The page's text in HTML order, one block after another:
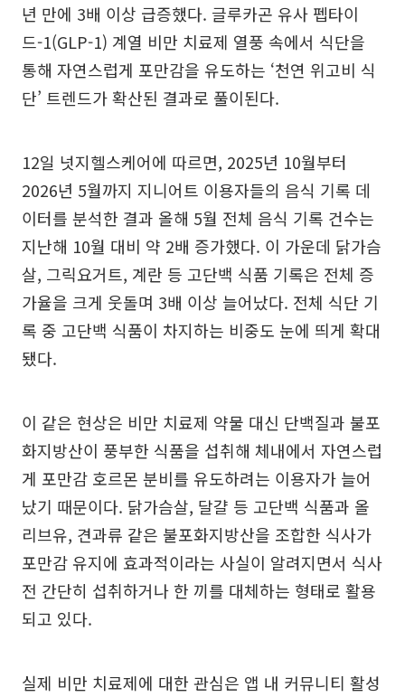
년 만에 3배 이상 급증했다. 글루카곤 유사 펩타이
드-1(GLP-1) 계열 비만 치료제 열풍 속에서 식단을
통해 자연스럽게 포만감을 유도하는 ‘천연 위고비 식
단’ 트렌드가 확산된 결과로 풀이된다.
12일 넛지헬스케어에 따르면, 2025년 10월부터
2026년 5월까지 지니어트 이용자들의 음식 기록 데
이터를 분석한 결과 올해 5월 전체 음식 기록 건수는
지난해 10월 대비 약 2배 증가했다. 이 가운데 닭가슴
살, 그릭요거트, 계란 등 고단백 식품 기록은 전체 증
가율을 크게 웃돌며 3배 이상 늘어났다. 전체 식단 기
록 중 고단백 식품이 차지하는 비중도 눈에 띄게 확대
됐다.
이 같은 현상은 비만 치료제 약물 대신 단백질과 불포
화지방산이 풍부한 식품을 섭취해 체내에서 자연스럽
게 포만감 호르몬 분비를 유도하려는 이용자가 늘어
났기 때문이다. 닭가슴살, 달걀 등 고단백 식품과 올
리브유, 견과류 같은 불포화지방산을 조합한 식사가
포만감 유지에 효과적이라는 사실이 알려지면서 식사
전 간단히 섭취하거나 한 끼를 대체하는 형태로 활용
되고 있다.
실제 비만 치료제에 대한 관심은 앱 내 커뮤니티 활성